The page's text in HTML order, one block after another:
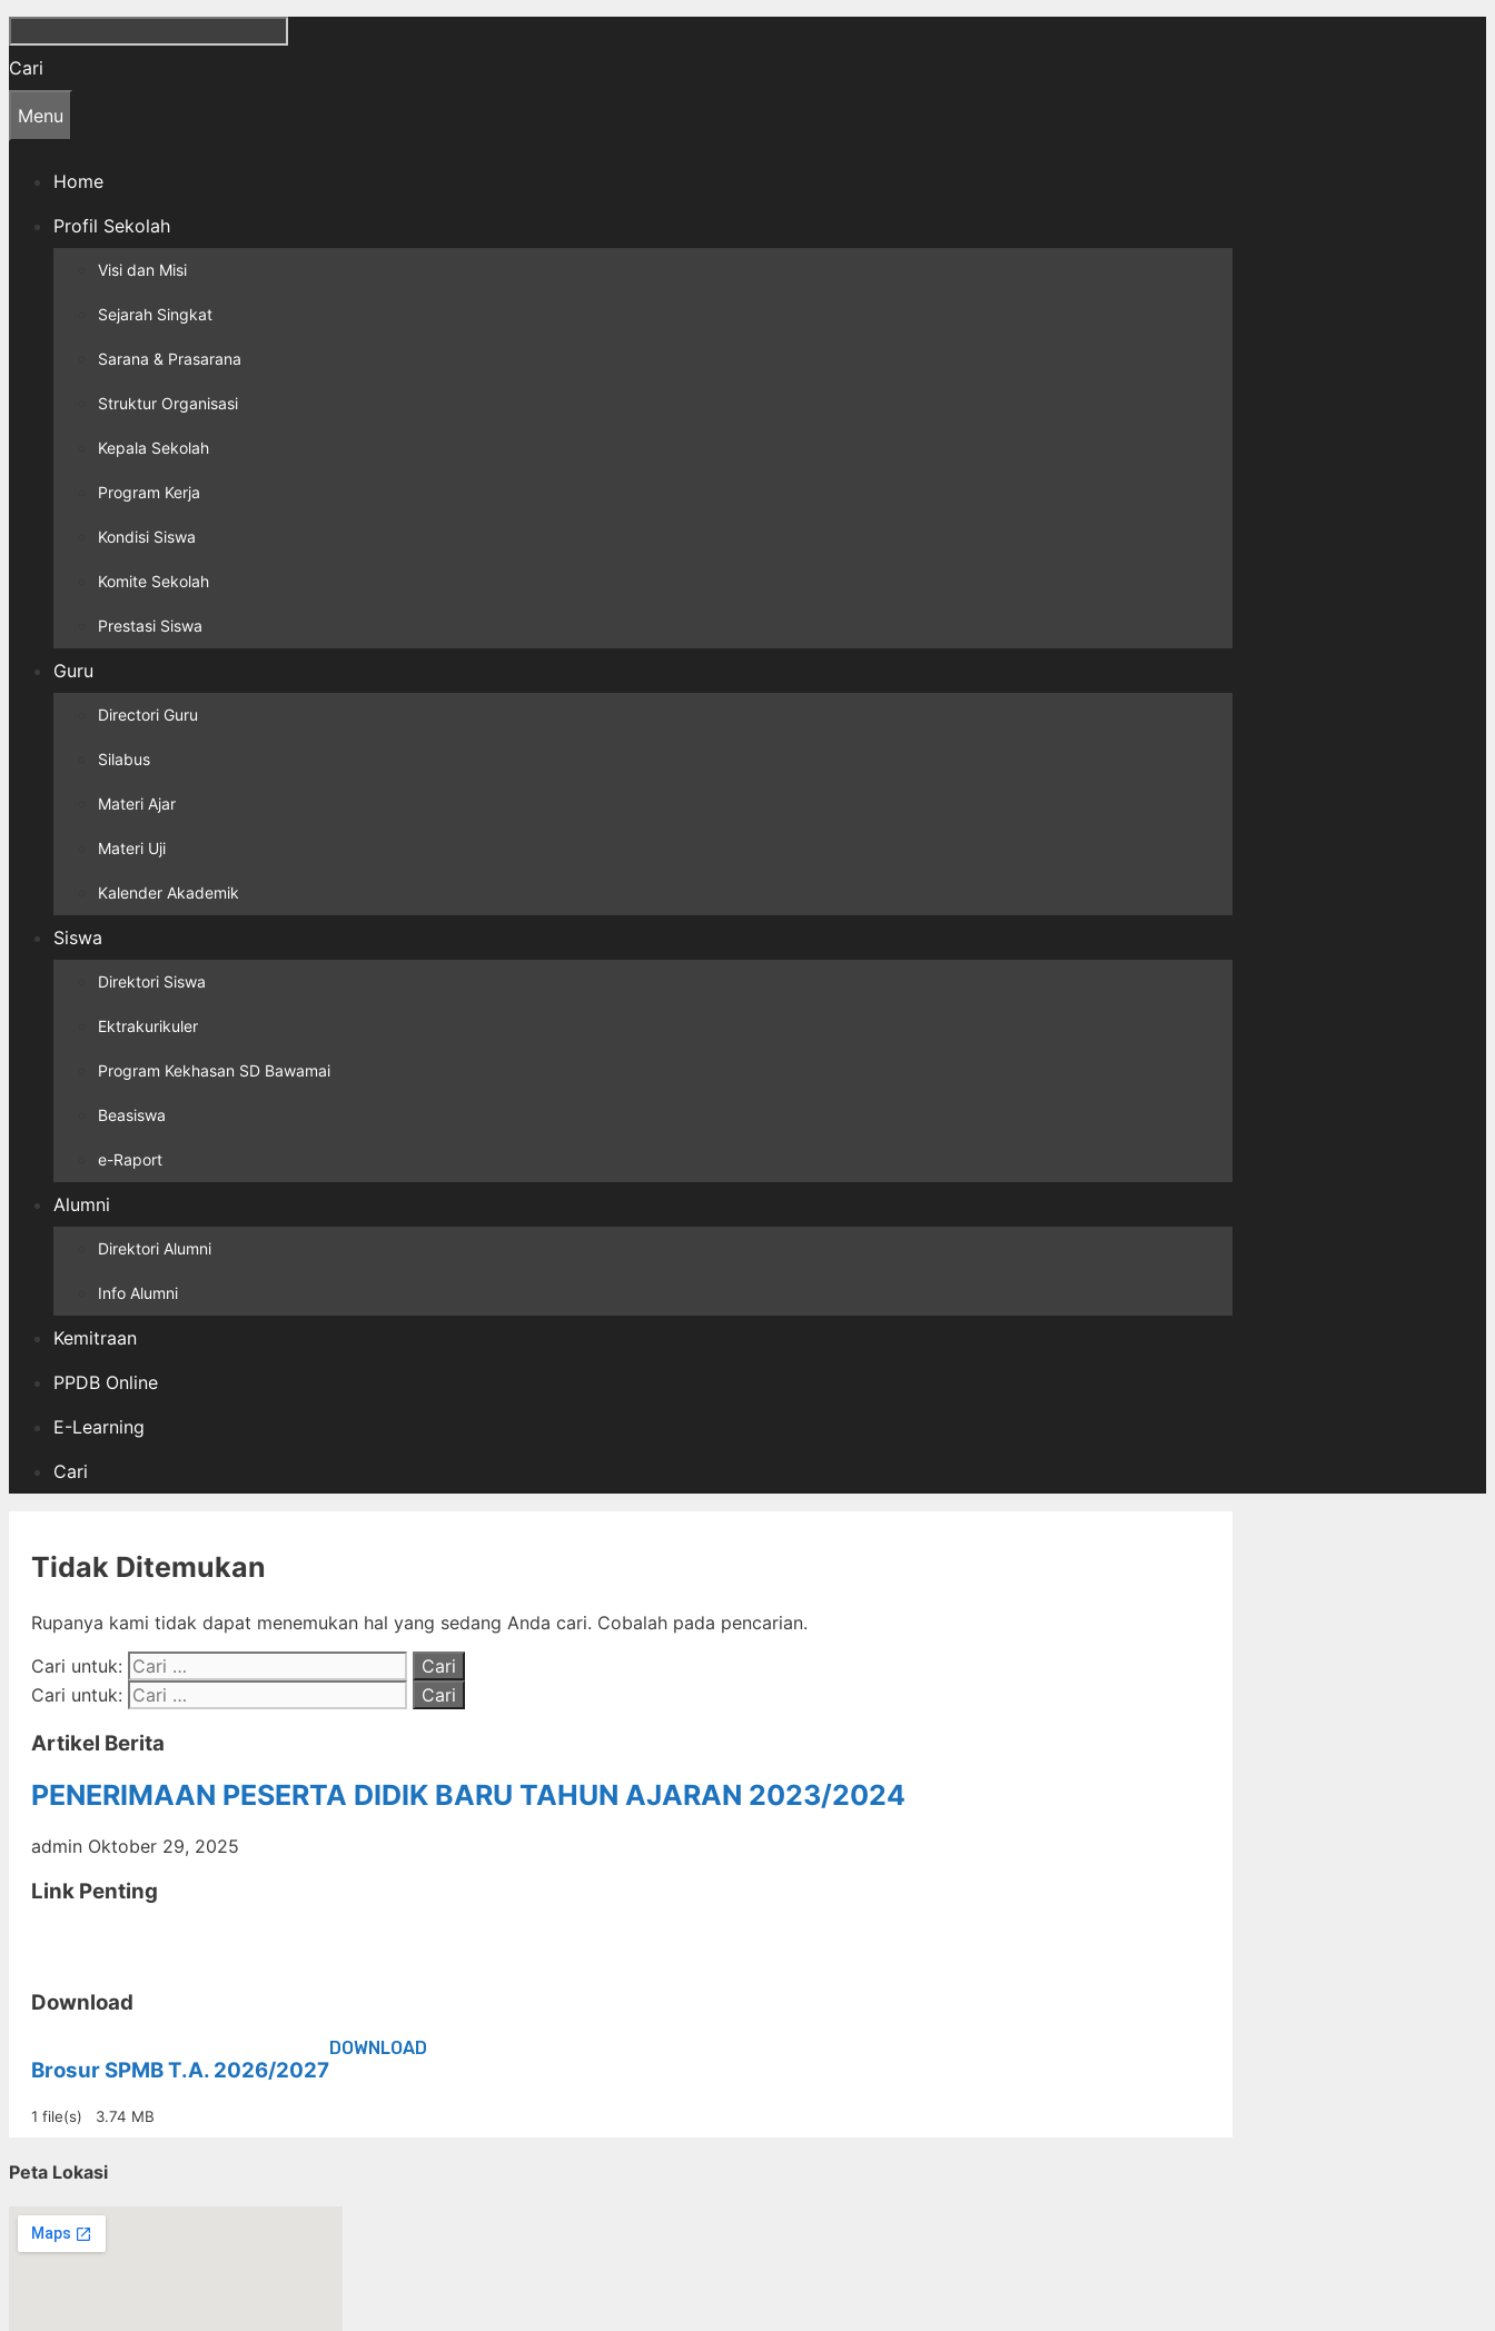
Cari
Menu
Home
Profil Sekolah
Visi dan Misi
Sejarah Singkat
Sarana & Prasarana
Struktur Organisasi
Kepala Sekolah
Program Kerja
Kondisi Siswa
Komite Sekolah
Prestasi Siswa
Guru
Directori Guru
Silabus
Materi Ajar
Materi Uji
Kalender Akademik
Siswa
Direktori Siswa
Ektrakurikuler
Program Kekhasan SD Bawamai
Beasiswa
e-Raport
Alumni
Direktori Alumni
Info Alumni
Kemitraan
PPDB Online
E-Learning
Cari
Tidak Ditemukan
Rupanya kami tidak dapat menemukan hal yang sedang Anda cari. Cobalah pada pencarian.
Cari untuk:
Cari untuk:
Artikel Berita
PENERIMAAN PESERTA DIDIK BARU TAHUN AJARAN 2023/2024
admin Oktober 29, 2025
Link Penting
Download
Brosur SPMB T.A. 2026/2027
1 file(s) 3.74 MB
DOWNLOAD
Peta Lokasi